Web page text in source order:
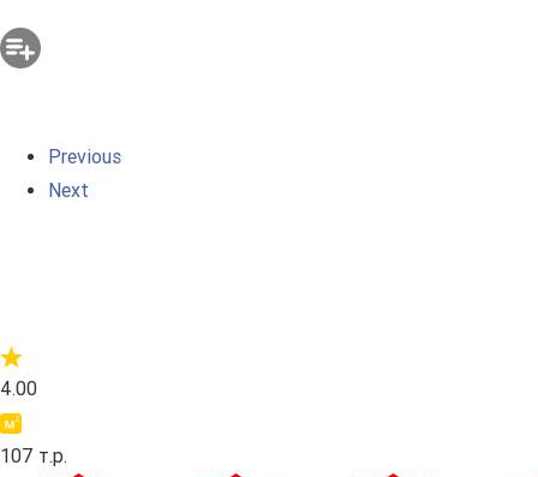
Previous
Next
4.00
107 т.р.